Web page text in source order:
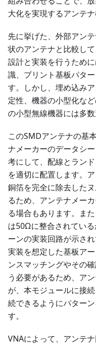
大化を実現するアンテ
先に挙げた、外部アン
状のアンテナと比較し
設計と実装を行うため
識、プリント基板パタ
す。しかし、埋め込み
定性、機器の小型化な
の小型無線機器には多
このSMDアンテナの基
ナメーカーのデータシ
考にして、配線とラン
を適切に配置します。
銅箔を完全に除去した
るため、アンテナメー
る場合もあります。ま
は50Ωに整合されてい
ーンの実装回路が示さ
実装を想定した基板ア
ンスマッチングやその
う必要があるため、ア
が、本モジュールに接
続できるようにパター
す。
VNAによって、アンテ